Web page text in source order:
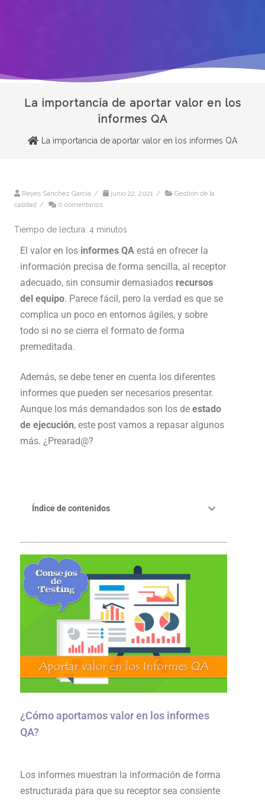
La importancia de aportar valor en los
informes QA
La importancia de aportar valor en los informes QA
Reyes Sánchez García / junio 22, 2021 /
Gestión de la
calidad / 0 comentarios
Tiempo de lectura: 4 minutos
El valor en los informes QA está en ofrecer la
información precisa de forma sencilla, al receptor
adecuado, sin consumir demasiados recursos
del equipo. Parece fácil, pero la verdad es que se
complica un poco en entornos ágiles, y sobre
todo si no se cierra el formato de forma
premeditada.
Además, se debe tener en cuenta los diferentes
informes que pueden ser necesarios presentar.
Aunque los más demandados son los de estado
de ejecución, este post vamos a repasar algunos
más. ¿Prearad@?
Índice de contenidos
¿Cómo aportamos valor en los informes
QA?
Los informes muestran la información de forma
estructurada para que su receptor sea consiente